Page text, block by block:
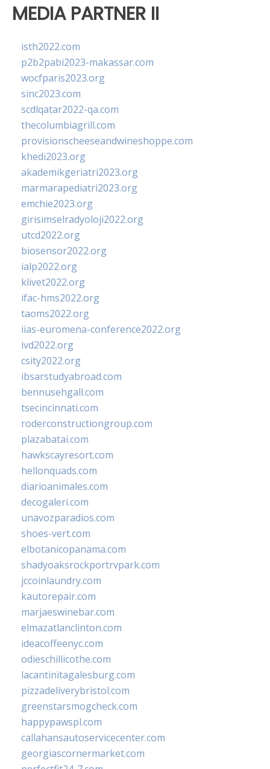
MEDIA PARTNER II
isth2022.com
p2b2pabi2023-makassar.com
wocfparis2023.org
sinc2023.com
scdlqatar2022-qa.com
thecolumbiagrill.com
provisionscheeseandwineshoppe.com
khedi2023.org
akademikgeriatri2023.org
marmarapediatri2023.org
emchie2023.org
girisimselradyoloji2022.org
utcd2022.org
biosensor2022.org
ialp2022.org
klivet2022.org
ifac-hms2022.org
taoms2022.org
iias-euromena-conference2022.org
ivd2022.org
csity2022.org
ibsarstudyabroad.com
bennusehgall.com
tsecincinnati.com
roderconstructiongroup.com
plazabatai.com
hawkscayresort.com
hellonquads.com
diarioanimales.com
decogaleri.com
unavozparadios.com
shoes-vert.com
elbotanicopanama.com
shadyoaksrockportrvpark.com
jccoinlaundry.com
kautorepair.com
marjaeswinebar.com
elmazatlanclinton.com
ideacoffeenyc.com
odieschillicothe.com
lacantinitagalesburg.com
pizzadeliverybristol.com
greenstarsmogcheck.com
happypawspl.com
callahansautoservicecenter.com
georgiascornermarket.com